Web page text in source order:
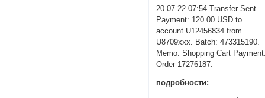
20.07.22 07:54 Transfer Sent
Payment: 120.00 USD to
account U12456834 from
U8709xxx. Batch: 473315190.
Memo: Shopping Cart
Order 17276187.
подробности: